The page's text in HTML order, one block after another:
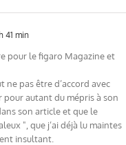
41 min
pour le figaro Magazine et
ne pas être d’accord avec
pour autant du mépris à son
son article et que le
", que j’ai déjà lu maintes
insultant.